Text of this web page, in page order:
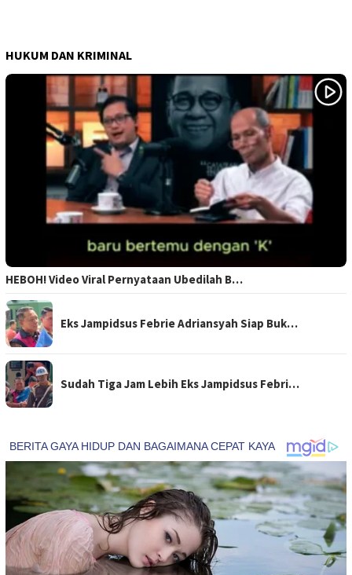
HUKUM DAN KRIMINAL
HEBOH! Video Viral Pernyataan Ubedilah B…
Eks Jampidsus Febrie Adriansyah Siap Buk…
Sudah Tiga Jam Lebih Eks Jampidsus Febri…